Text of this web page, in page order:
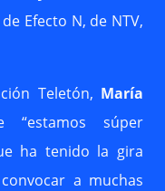
Efecto N, de NTV,
Teletón, María
“estamos súper
ha tenido la gira
a muchas